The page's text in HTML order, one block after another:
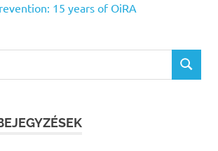
15 years of OiRA
SEARCH